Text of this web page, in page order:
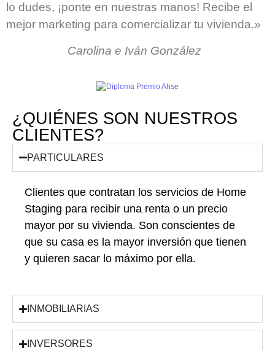
lo dudes, ¡ponte en nuestras manos! Recibe el
mejor marketing para comercializar tu vivienda.»
Carolina e Iván González
¿QUIÉNES SON NUESTROS
CLIENTES?
PARTICULARES
Clientes que contratan los servicios de Home
Staging para recibir una renta o un precio
mayor por su vivienda. Son conscientes de
que su casa es la mayor inversión que tienen
y quieren sacar lo máximo por ella.
INMOBILIARIAS
INVERSORES